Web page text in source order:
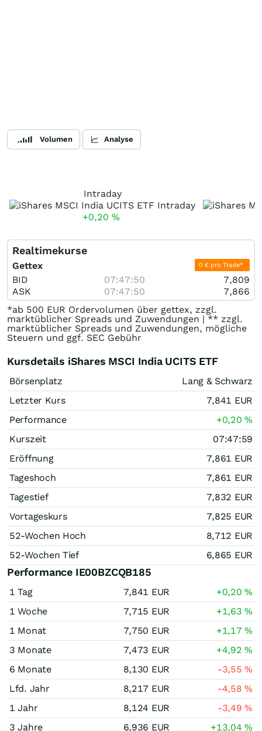
Volumen Analyse
Intraday
+0,20 %
Realtimekurse
Gettex 0 € pro Trade*
BID 07:47:50
7,809
ASK
07:47:50
7,866
*ab 500 EUR Ordervolumen über gettex, zzgl.
marktüblicher Spreads und Zuwendungen | ** zzgl.
marktüblicher Spreads und Zuwendungen, mögliche
Steuern und ggf. SEC Gebühr
Kursdetails iShares MSCI India UCITS ETF
Börsenplatz
Lang & Schwarz
Letzter Kurs
7,841 EUR
Performance
+0,20%
Kurszeit
07:47:59
Eröffnung
7,861 EUR
Tageshoch
7,861 EUR
Tagestief
7,832 EUR
Vortageskurs
7,825 EUR
52-Wochen Hoch
8,712 EUR
52-Wochen Tief
6,865 EUR
Performance IE00BZCQB185
1 Tag 7,841 EUR +0,20%
1 Woche
7,715 EUR +1,63%
1 Monat
7,750 EUR +1,17%
3 Monate
7,473 EUR +4,92%
6 Monate
8,130 EUR -3,55%
Lfd. Jahr
8,217 EUR -4,58%
1 Jahr
8,124 EUR -3,49%
3 Jahre
6,936 EUR +13,04%